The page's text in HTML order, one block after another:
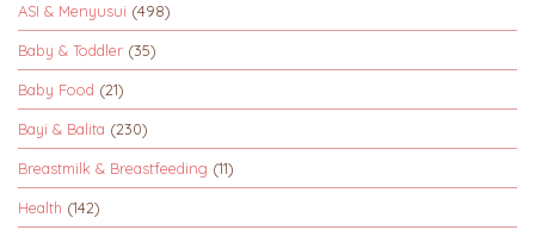
ASI & Menyusui (498)
Baby & Toddler (35)
Baby Food (21)
Bayi & Balita (230)
Breastmilk & Breastfeeding (11)
Health (142)